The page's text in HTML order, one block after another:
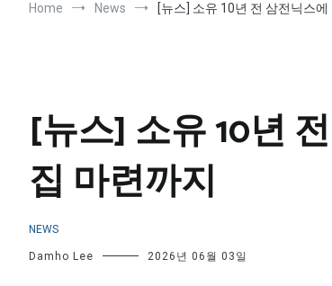
Home News [뉴스] 소유 10년 전 삼전닉스
[뉴스] 소유 10년
집 마련까지
NEWS
Damho Lee 2026년 06월 03일